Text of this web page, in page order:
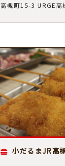
高槻町15-3 URGE高
小だるまJR高